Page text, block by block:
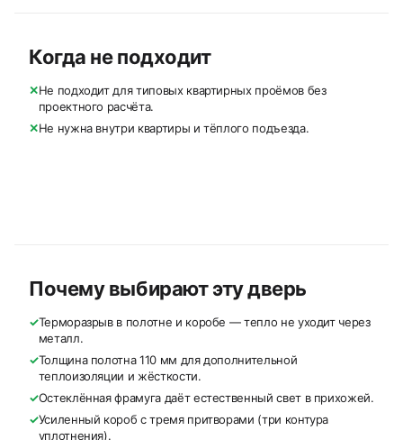
Когда не подходит
✕Не подходит для типовых квартирных проёмов без
проектного расчёта.
✕Не нужна внутри квартиры и тёплого подъезда.
Почему выбирают эту дверь
✓Терморазрыв в полотне и коробе — тепло не уходит через
металл.
✓Толщина полотна 110 мм для дополнительной
теплоизоляции и жёсткости.
✓Остеклённая фрамуга даёт естественный свет в прихожей.
✓Усиленный короб с тремя притворами (три контура
уплотнения).